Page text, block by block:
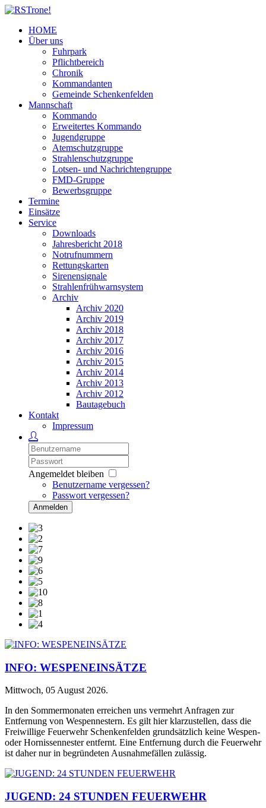
HOME
Über uns
Fuhrpark
Pflichtbereich
Chronik
Kommandanten
Gemeinde Schenkenfelden
Mannschaft
Kommando
Erweitertes Kommando
Jugendgruppe
Atemschutzgruppe
Strahlenschutzgruppe
Lotsen- und Nachrichtengruppe
FMD-Gruppe
Bewerbsgruppe
Termine
Einsätze
Service
Downloads
Jahresbericht 2018
Notrufnummern
Rettungskarten
Sirenensignale
Strahlenfrühwarnsystem
Archiv
Archiv 2020
Archiv 2019
Archiv 2018
Archiv 2017
Archiv 2016
Archiv 2015
Archiv 2014
Archiv 2013
Archiv 2012
Bautagebuch
Kontakt
Impressum
Angemeldet bleiben
Benutzername vergessen?
Passwort vergessen?
Anmelden
INFO: WESPENEINSÄTZE
Mittwoch, 05 August 2026.
In den Sommermonaten erreichen uns vermehrt Anfragen zur
Entfernung von Wespennestern. Es gilt hier klarzustellen, dass die
Freiwillige Feuerwehr Schenkenfelden grundsätzlich keine Wespen-
oder Hornissennester entfernt. Eine Entfernung durch die Feuerwehr
ist daher nur in begründeten Ausnahmefällen zulässig.
JUGEND: 24 STUNDEN FEUERWEHR